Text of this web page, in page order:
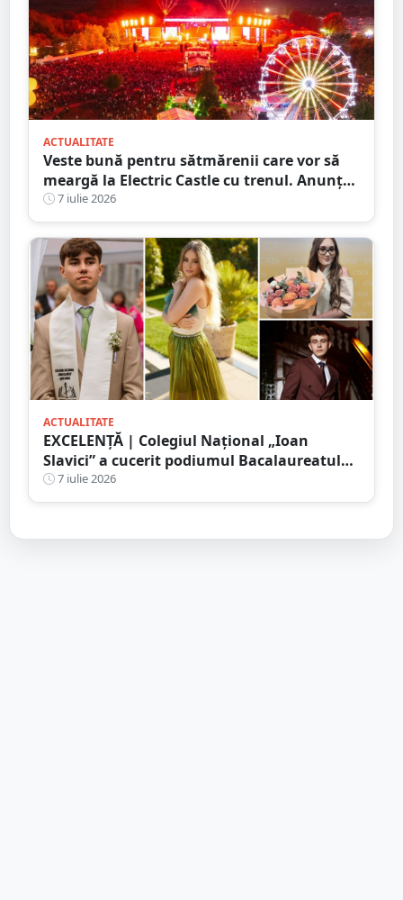
ACTUALITATE
Veste bună pentru sătmărenii care vor să
meargă la Electric Castle cu trenul. Anunțul
CFR7 iulie 2026
ACTUALITATE
EXCELENȚĂ | Colegiul Național „Ioan
Slavici” a cucerit podiumul Bacalaureatului
2026. Primele trei medii din județ sunt ale
elevilor săi
7 iulie 2026